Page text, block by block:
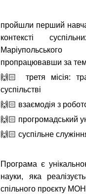
пройшли перший
контексті
пропрацювавши за
🙌🏻 третя місія:
суспільстві
🙌🏻 взаємодія з
🙌🏻 прогромадський
🙌🏻 суспільне
Програма є
науки, яка
спільного проєкту